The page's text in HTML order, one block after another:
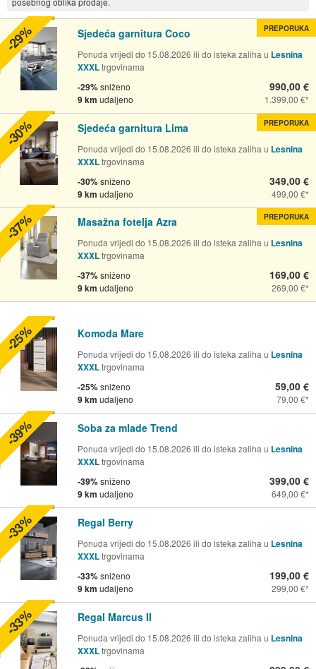
Sjedeća garnitura Coco
Ponuda vrijedi do 15.08.2026 ili do isteka zaliha u Lesnina
XXXLtrgovinama
-29%sniženo
9 km udaljeno
990,00 €
1.399,00 €
PREPORUKA
-29%
Sjedeća garnitura Lima
Ponuda vrijedi do 15.08.2026 ili do isteka zaliha u Lesnina
XXXLtrgovinama
-30%sniženo
9 km udaljeno
349,00 €
499,00 €
PREPORUKA
-30%
Masažna fotelja Azra
Ponuda vrijedi do 15.08.2026 ili do isteka zaliha u Lesnina
XXXLtrgovinama
-37%sniženo
9 km udaljeno
169,00 €
269,00 €
PREPORUKA
-37%
Komoda Mare
Ponuda vrijedi do 15.08.2026 ili do isteka zaliha u Lesnina
XXXLtrgovinama
-25%sniženo
9 km udaljeno
59,00 €
79,00 €
-25%
Soba za mlade Trend
Ponuda vrijedi do 15.08.2026 ili do isteka zaliha u Lesnina
XXXLtrgovinama
-39%sniženo
9 km udaljeno
399,00 €
649,00 €
-39%
Regal Berry
Ponuda vrijedi do 15.08.2026 ili do isteka zaliha u Lesnina
XXXLtrgovinama
-33%sniženo
9 km udaljeno
199,00 €
299,00 €
-33%
Regal Marcus II
Ponuda vrijedi do 15.08.2026 ili do isteka zaliha u Lesnina
XXXLtrgovinama
-33%